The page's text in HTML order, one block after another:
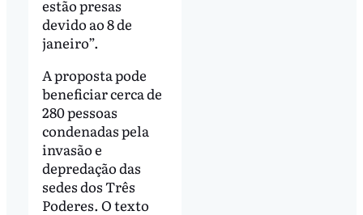
estão presas
devido ao 8 de
janeiro”.
A proposta pode
beneficiar cerca de
280 pessoas
condenadas pela
invasão e
depredação das
sedes dos Três
Poderes. O texto